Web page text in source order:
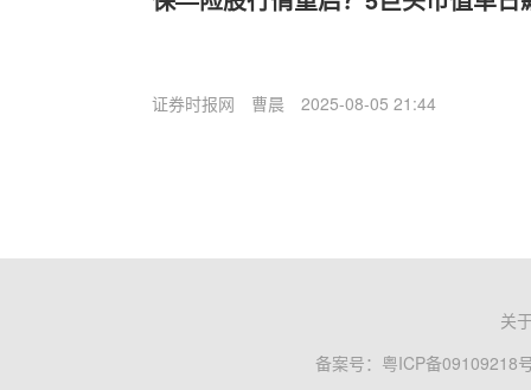
证券时报网 曹晨 2025-08-05 21:44
关
备案号： 粤ICP备09109218